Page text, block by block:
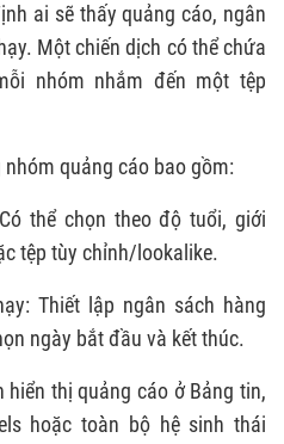
ai sẽ thấy quảng cáo, ngân
Một chiến dịch có thể chứa
nhóm nhắm đến một tệp
quảng cáo bao gồm:
thể chọn theo độ tuổi, giới
tệp tùy chỉnh/lookalike.
Thiết lập ngân sách hàng
ngày bắt đầu và kết thúc.
hiển thị quảng cáo ở Bảng tin,
hoặc toàn bộ hệ sinh thái